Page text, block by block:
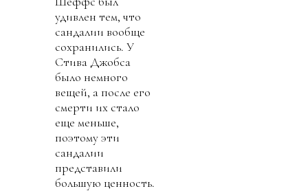
удивлен тем, что
сандалии вообще
сохранились. У
Стива Джобса
было немного
вещей, а после его
смерти их стало
еще меньше,
поэтому эти
сандалии
представили
большую ценность.